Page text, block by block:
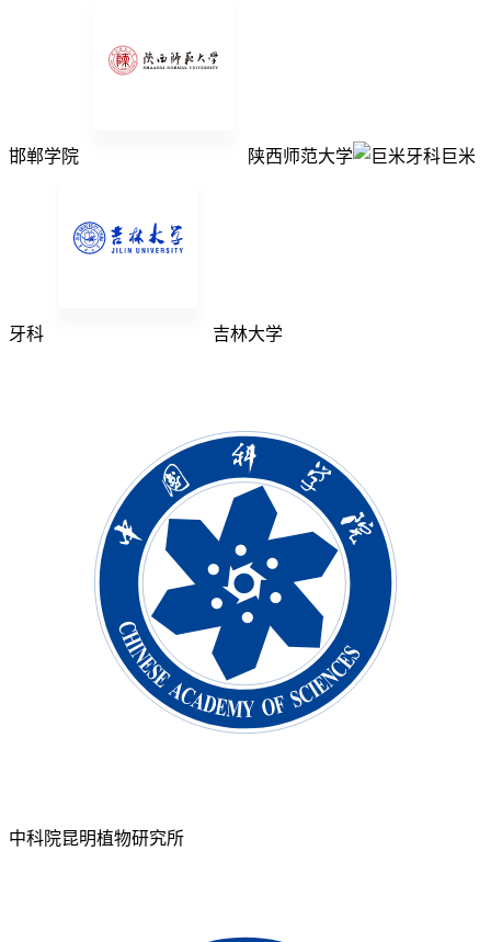
邯郸学院 陕西师范大学 巨米
牙科 吉林大学
中科院昆明植物研究所